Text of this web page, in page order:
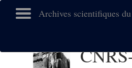
Archives scientifiques